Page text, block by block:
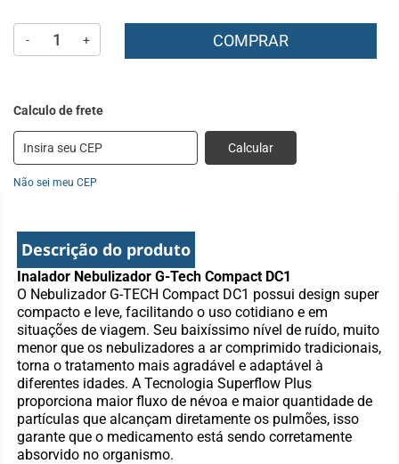
- + COMPRAR
Calcular
Não sei meu CEP
Descrição do produto
Inalador Nebulizador G-Tech Compact DC1
O Nebulizador G-TECH Compact DC1 possui design super
compacto e leve, facilitando o uso cotidiano e em
situações de viagem. Seu baixíssimo nível de ruído, muito
menor que os nebulizadores a ar comprimido tradicionais,
torna o tratamento mais agradável e adaptável à
diferentes idades. A Tecnologia Superflow Plus
proporciona maior fluxo de névoa e maior quantidade de
partículas que alcançam diretamente os pulmões, isso
garante que o medicamento está sendo corretamente
absorvido no organismo.